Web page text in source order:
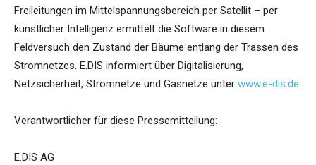
Freileitungen im Mittelspannungsbereich per Satellit – per
künstlicher Intelligenz ermittelt die Software in diesem
Feldversuch den Zustand der Bäume entlang der Trassen des
Stromnetzes. E.DIS informiert über Digitalisierung,
Netzsicherheit, Stromnetze und Gasnetze unter www.e-dis.de.
Verantwortlicher für diese Pressemitteilung:
E.DIS AG